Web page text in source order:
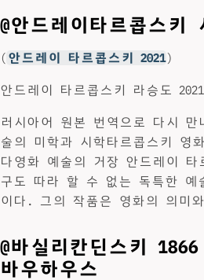
@안드레이타르콥스키
( 안드레이 타르콥스키 2021)
안드레이 타르콥스키 라승도 2021
러시아어 원본 번역으로 다시 만
술의 미학과 시학타르콥스키 영
다영화 예술의 거장 안드레이 타
구도 따라 할 수 없는 독특한 예
이다. 그의 작품은 영화의 의미
@바실리칸딘스키
바우하우스